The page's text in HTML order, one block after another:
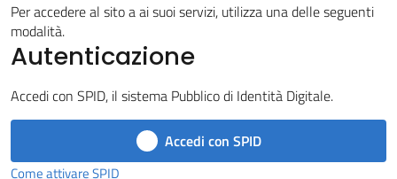
Servizi
Castel
del
Per accedere al sito a ai suoi servizi, utilizza una delle seguenti
modalità.
Autenticazione
Accedi con SPID, il sistema Pubblico di Identità Digitale.
Accedi con SPID
Come attivare SPID